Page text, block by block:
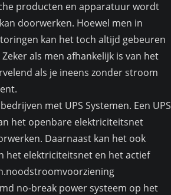
producten en apparatuur wordt
doorwerken. Hoewel men in
kan het toch altijd gebeuren
als men afhankelijk is van het
als je ineens zonder stroom
met UPS Systemen. Een UPS
het openbare elektriciteitsnet
Daarnaast kan het ook
het elektriciteitsnet en het actief
no-break power systeem op het